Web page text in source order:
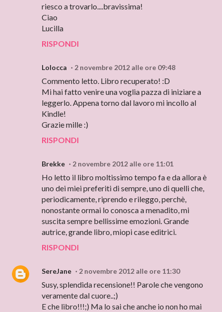
riesco a trovarlo....bravissima!
Ciao
Lucilla
RISPONDI
Lolocca 2 novembre 2012 alle ore 09:48
Commento letto. Libro recuperato! :D
Mi hai fatto venire una voglia pazza di iniziare a
leggerlo. Appena torno dal lavoro mi incollo al
Kindle!
Grazie mille :)
RISPONDI
Brekke 2 novembre 2012 alle ore 11:01
Ho letto il libro moltissimo tempo fa e da allora è
uno dei miei preferiti di sempre, uno di quelli che,
periodicamente, riprendo e rileggo, perchè,
nonostante ormai lo conosca a menadito, mi
suscita sempre bellissime emozioni. Grande
autrice, grande libro, miopi case editrici.
RISPONDI
SereJane 2 novembre 2012 alle ore 11:30
Susy, splendida recensione!! Parole che vengono
veramente dal cuore..;)
E che libro!!!;) Ma lo sai che anche io non ho mai